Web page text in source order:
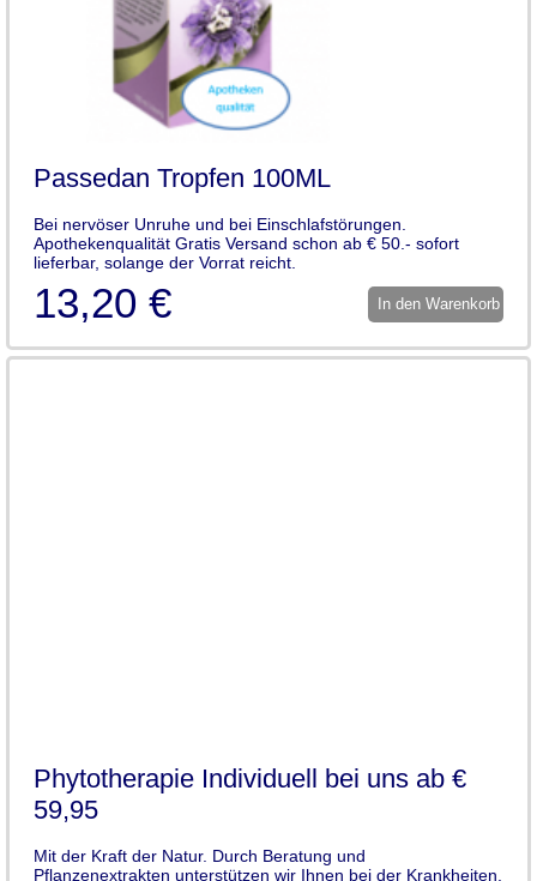
Passedan Tropfen 100ML
Bei nervöser Unruhe und bei Einschlafstörungen.
Apothekenqualität Gratis Versand schon ab € 50.- sofort
lieferbar, solange der Vorrat reicht.
13,20 € In den Warenkorb
Phytotherapie Individuell bei uns ab €
59,95
Mit der Kraft der Natur. Durch Beratung und
Pflanzenextrakten unterstützen wir Ihnen bei der Krankheiten.